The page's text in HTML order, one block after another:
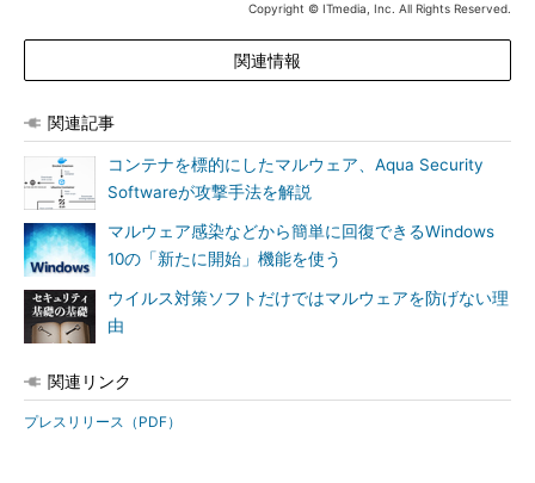
Copyright © ITmedia, Inc. All Rights Reserved.
関連情報
関連記事
コンテナを標的にしたマルウェア、Aqua Security
Softwareが攻撃手法を解説
マルウェア感染などから簡単に回復できるWindows
10の「新たに開始」機能を使う
ウイルス対策ソフトだけではマルウェアを防げない理
由
関連リンク
プレスリリース（PDF）